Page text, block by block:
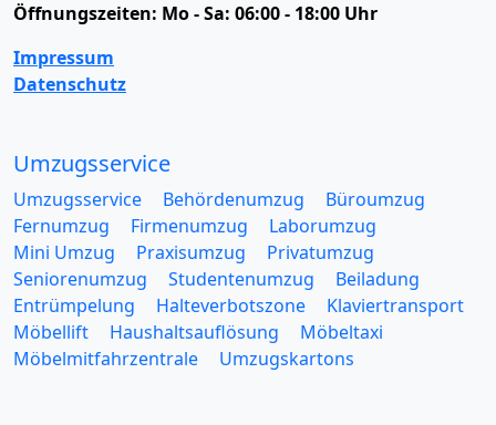
Öffnungszeiten: Mo - Sa: 06:00 - 18:00 Uhr
Impressum
Datenschutz
Umzugsservice
Umzugsservice Behördenumzug
Büroumzug
Fernumzug
Firmenumzug
Laborumzug
Mini Umzug
Praxisumzug
Privatumzug
Seniorenumzug
Studentenumzug
Beiladung
Entrümpelung
Halteverbotszone
Klaviertransport
Möbellift
Haushaltsauflösung
Möbeltaxi
Möbelmitfahrzentrale
Umzugskartons